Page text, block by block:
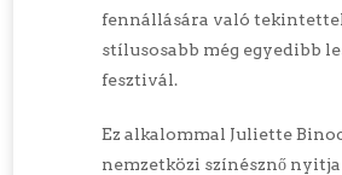
fennállására való
stílusosabb még egyedibb
fesztivál.
Ez alkalommal Juliette
nemzetközi színésznő nyitja